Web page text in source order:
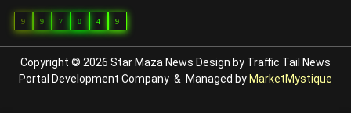
9 9 7 0 4 9
Copyright © 2026 Star Maza News Design by Traffic Tail News
Portal Development Company & Managed byMarketMystique